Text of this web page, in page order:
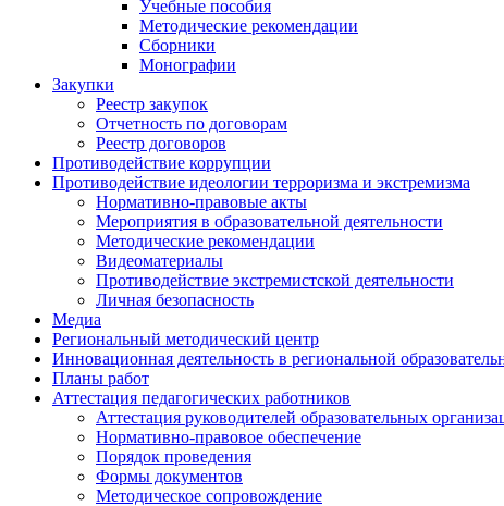
Учебные пособия
Методические рекомендации
Сборники
Монографии
Закупки
Реестр закупок
Отчетность по договорам
Реестр договоров
Противодействие коррупции
Противодействие идеологии терроризма и экстремизма
Нормативно-правовые акты
Мероприятия в образовательной деятельности
Методические рекомендации
Видеоматериалы
Противодействие экстремистской деятельности
Личная безопасность
Медиа
Региональный методический центр
Инновационная деятельность в региональной
Планы работ
Аттестация педагогических работников
Аттестация руководителей образовательных
Нормативно-правовое обеспечение
Порядок проведения
Формы документов
Методическое сопровождение